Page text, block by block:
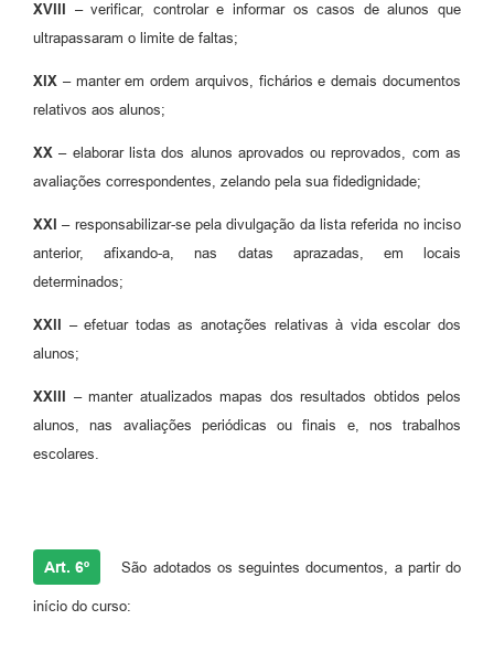
XVIII –verificar, controlar e informar os casos de alunos que
ultrapassaram o limite de faltas;
XIX –manter em ordem arquivos, fichários e demais documentos
relativos aos alunos;
XX –elaborar lista dos alunos aprovados ou reprovados, com as
avaliações correspondentes, zelando pela sua fidedignidade;
XXI –responsabilizar-se pela divulgação da lista referida no inciso
anterior, afixando-a, nas datas aprazadas, em locais
determinados;
XXII –efetuar todas as anotações relativas à vida escolar dos
alunos;
XXIII –manter atualizados mapas dos resultados obtidos pelos
alunos, nas avaliações periódicas ou finais e, nos trabalhos
escolares.
Art. 6º São adotados os seguintes documentos, a partir do
início do curso: